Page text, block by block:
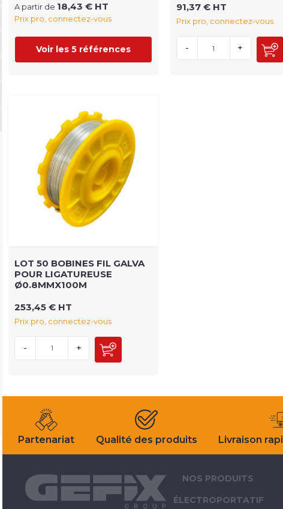
A partir de 18,43 € HT
Prix pro, connectez-vous
Voir les 5 références
91,37 € HT
Prix pro, connectez-vous
- +
LOT 50 BOBINES FIL GALVA
POUR LIGATUREUSE
Ø0.8MMX100M
253,45 € HT
Prix pro, connectez-vous
- +
Partenariat Qualité des produits Livraison
NOS PRODUITS
ÉLECTROPORTATIF